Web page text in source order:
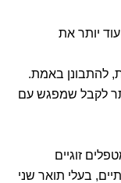
יותר את
להתבונן באמת.
לקבל שמפגש עם
זוגיים
בעלי תואר שני